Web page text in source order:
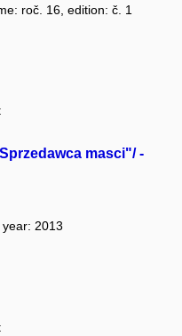
roč. 16, edition: č. 1
masci"/ -
year: 2013